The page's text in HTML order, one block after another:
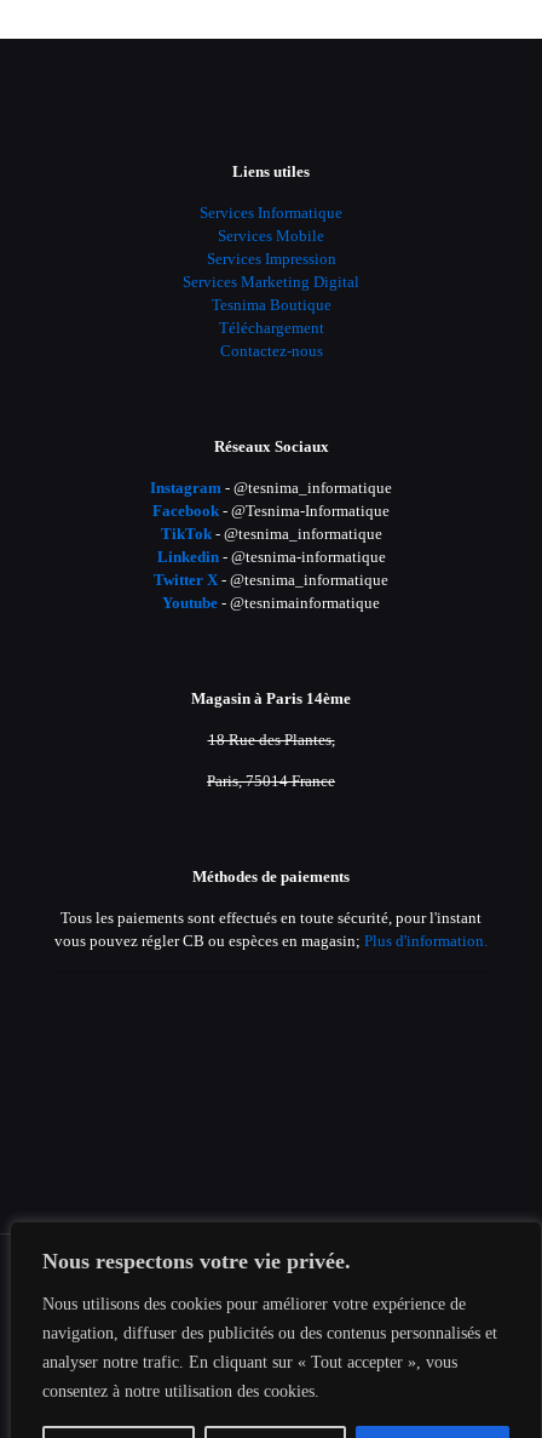
Nous respectons votre vie privée.
Nous utilisons des cookies pour améliorer votre expérience de
navigation, diffuser des publicités ou des contenus personnalisés et
analyser notre trafic. En cliquant sur « Tout accepter », vous
consentez à notre utilisation des cookies.
Liens utiles
Services Informatique
Services Mobile
Services Impression
Services Marketing Digital
Tesnima Boutique
Téléchargement
Contactez-nous
Réseaux Sociaux
Instagram - @tesnima_informatique
Facebook - @Tesnima-Informatique
TikTok- @tesnima_informatique
Linkedin- @tesnima-informatique
Twitter X - @tesnima_informatique
Youtube - @tesnimainformatique
Magasin à Paris 14ème
18 Rue des Plantes,
Paris, 75014 France
Méthodes de paiements
Tous les paiements sont effectués en toute sécurité, pour l'instant
vous pouvez régler CB ou espèces en magasin; Plus d'information.
© 2019-2026 Tous les droits sont réservés auTesnima
Informatique|Mentions légales|Politique de confidentialité